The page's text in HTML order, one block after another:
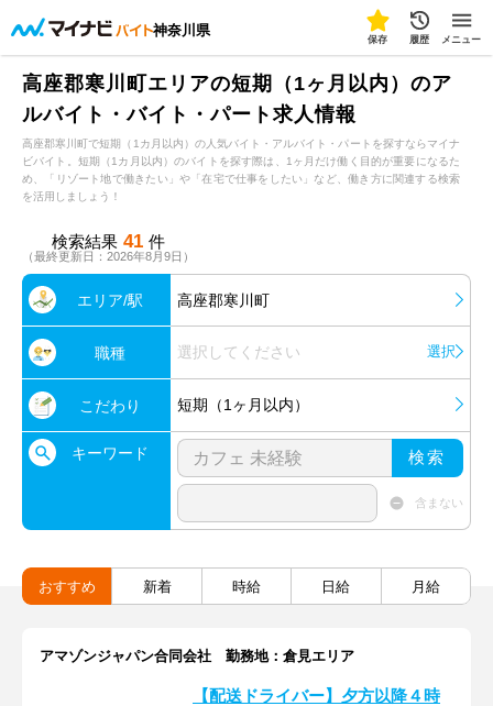
神奈川県
保存 履歴 メニュー
高座郡寒川町エリアの短期（1ヶ月以内）のア
ルバイト・バイト・パート求人情報
高座郡寒川町で短期（1カ月以内）の人気バイト・アルバイト・パートを探すならマイナ
ビバイト。短期（1カ月以内）のバイトを探す際は、1ヶ月だけ働く目的が重要になるた
め、「リゾート地で働きたい」や「在宅で仕事をしたい」など、働き方に関連する検索
を活用しましょう！
検索結果 41 件
（最終更新日：2026年8月9日）
エリア/駅 高座郡寒川町
職種 選択してください 選択
こだわり 短期（1ヶ月以内）
キーワード 検索
含まない
おすすめ 新着 時給 日給 月給
アマゾンジャパン合同会社 勤務地：倉見エリア
【配送ドライバー】夕方以降４時